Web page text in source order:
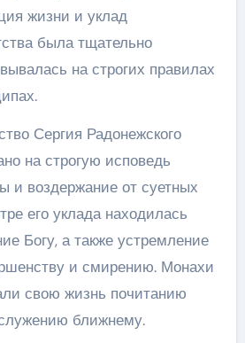
жизни и уклад
была тщательно
на строгих правилах
Сергия Радонежского
на строгую исповедь
и воздержание от суетных
его уклада находилась
Богу, а также устремление
и смирению. Монахи
свою жизнь почитанию
ближнему.